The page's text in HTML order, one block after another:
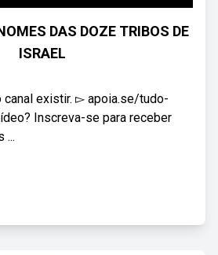
DAS DOZE TRIBOS DE
ISRAEL
canal existir. ▻ apoia.se/tudo-
Inscreva-se para receber
...